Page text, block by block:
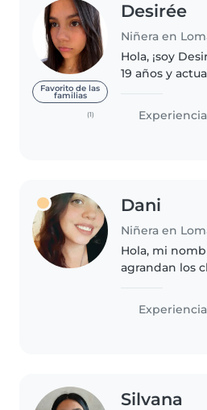
Favorito de las
familias
(1)
Desirée
Hola, ¡soy
19 años y
(en Lomas de
considero
organizada,
Dani
Hola, mi
agrandan los
las mañanas,
Cualquier
Silvana